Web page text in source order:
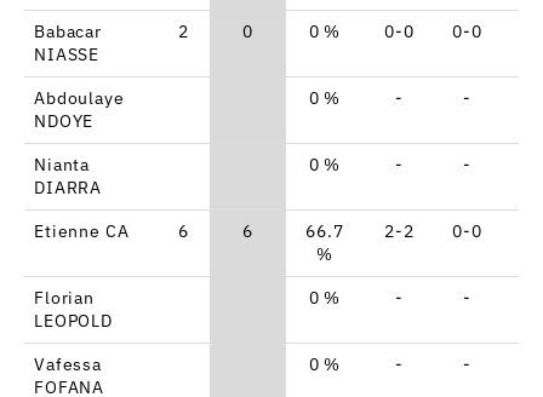
Babacar
NIASSE
2 0 0 % 0-0 0-0
Abdoulaye
NDOYE
0 % - -
Nianta
DIARRA
0 % - -
Etienne CA 6 6
66.7
%
2-2 0-0
Florian
LEOPOLD
0 % - -
Vafessa
FOFANA
0 % - -